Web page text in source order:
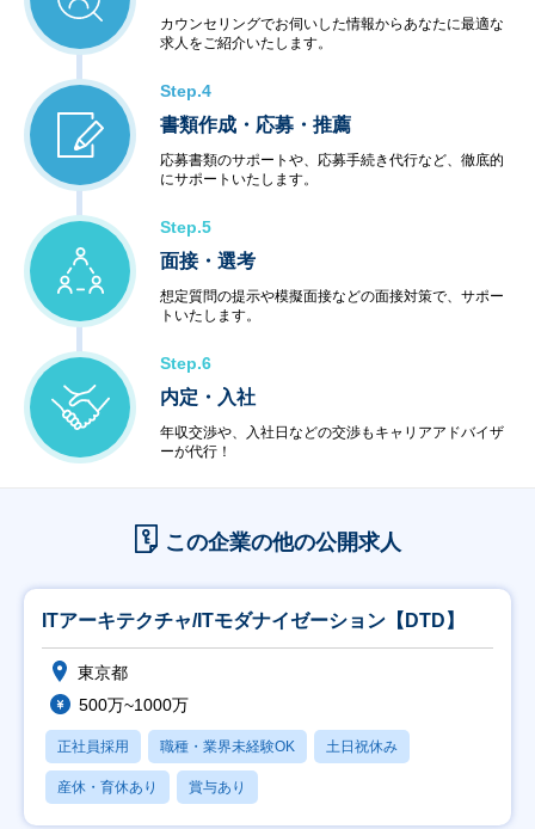
カウンセリングでお伺いした情報からあなたに最適な
求人をご紹介いたします。
Step.4
書類作成・応募・推薦
応募書類のサポートや、応募手続き代行など、徹底的
にサポートいたします。
Step.5
面接・選考
想定質問の提示や模擬面接などの面接対策で、サポー
トいたします。
Step.6
内定・入社
年収交渉や、入社日などの交渉もキャリアアドバイザ
ーが代行！
この企業の他の公開求人
ITアーキテクチャ/ITモダナイゼーション【DTD】
東京都
500万~1000万
正社員採用 職種・業界未経験OK 土日祝休み
産休・育休あり 賞与あり